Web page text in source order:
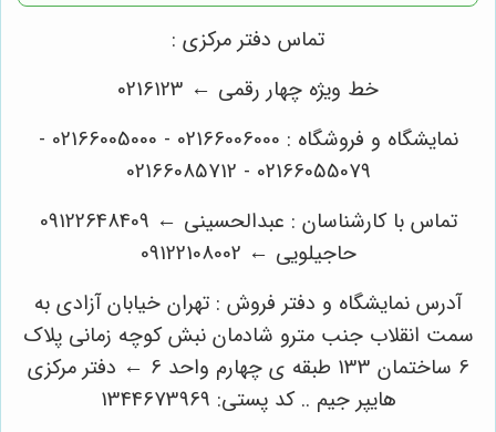
تماس دفتر مرکزی :
خط ویژه چهار رقمی ← 0216123
نمایشگاه و فروشگاه : 02166006000 - 02166005000 -
02166055079 - 02166085712
تماس با کارشناسان : عبدالحسینی ← 09122648409
حاجیلویی ← 09122108002
آدرس نمایشگاه و دفتر فروش : تهران خیابان آزادی به
سمت انقلاب جنب مترو شادمان نبش کوچه زمانی پلاک
6 ساختمان 133 طبقه ی چهارم واحد 6 ← دفتر مرکزی
هایپر جیم .. کد پستی: 1344673969